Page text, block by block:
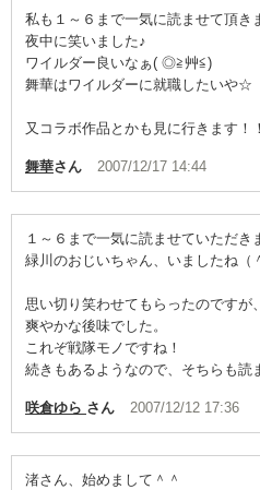
私も１～６まで一気に読ませて頂き
夜中に笑いました♪
ワイルダー良いなぁ( ◎≧艸≦)
舞華はワイルダーに就職したいや☆
又コラボ作品とかも見に行きます！
舞華さん 2007/12/17 14:44
１～６まで一気に読ませていただき
緑川のおじいちゃん、いましたね（
思い切り笑わせてもらったのですが
爽やかな後味でした。
これぞ戦隊モノですね！
続きもあるようなので、そちらも読
咲倉ゆら さん 2007/12/12 17:36
渚さん、始めまして＾＾